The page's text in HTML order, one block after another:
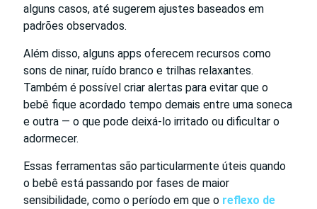
alguns casos, até sugerem ajustes baseados em
padrões observados.
Além disso, alguns apps oferecem recursos como
sons de ninar, ruído branco e trilhas relaxantes.
Também é possível criar alertas para evitar que o
bebê fique acordado tempo demais entre uma soneca
e outra — o que pode deixá-lo irritado ou dificultar o
adormecer.
Essas ferramentas são particularmente úteis quando
o bebê está passando por fases de maior
sensibilidade, como o período em que o reflexo de